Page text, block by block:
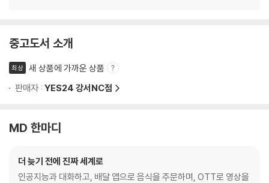
중고도서 소개
최상
새 상품에 가까운 상품
판매자 : YES24 강서NC점
MD 한마디
더 늦기 전에 진짜 세계로
인공지능과 대화하고, 배달 앱으로 음식을 주문하며, OTT로 영상을